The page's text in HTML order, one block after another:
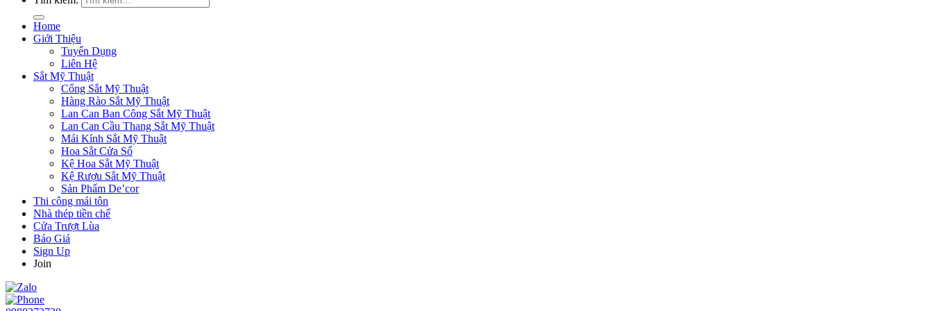
Home
Giới Thiệu
Tuyển Dụng
Liên Hệ
Sắt Mỹ Thuật
Cổng Sắt Mỹ Thuật
Hàng Rào Sắt Mỹ Thuật
Lan Can Ban Công Sắt Mỹ Thuật
Lan Can Cầu Thang Sắt Mỹ Thuật
Mái Kính Sắt Mỹ Thuật
Hoa Sắt Cửa Sổ
Kệ Hoa Sắt Mỹ Thuật
Kệ Rượu Sắt Mỹ Thuật
Sản Phẩm De’cor
Thi công mái tôn
Nhà thép tiền chế
Cửa Trượt Lùa
Báo Giá
Sign Up
Join